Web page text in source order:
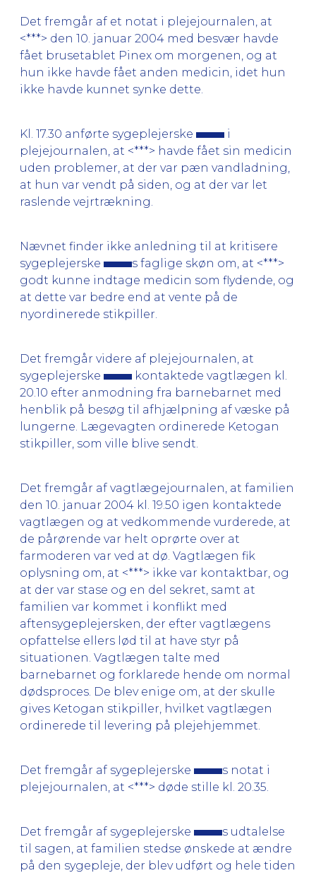
Det fremgår af et notat i plejejournalen, at
<***> den 10. januar 2004 med besvær havde
fået brusetablet Pinex om morgenen, og at
hun ikke havde fået anden medicin, idet hun
ikke havde kunnet synke dette.
Kl. 17.30 anførte sygeplejerske
i
plejejournalen, at <***> havde fået sin medicin
uden problemer, at der var pæn vandladning,
at hun var vendt på siden, og at der var let
raslende vejrtrækning.
Nævnet finder ikke anledning til at kritisere
sygeplejerske
s faglige skøn om, at <***>
godt kunne indtage medicin som flydende, og
at dette var bedre end at vente på de
nyordinerede stikpiller.
Det fremgår videre af plejejournalen, at
sygeplejerske
kontaktede vagtlægen kl.
20.10 efter anmodning fra barnebarnet med
henblik på besøg til afhjælpning af væske på
lungerne. Lægevagten ordinerede Ketogan
stikpiller, som ville blive sendt.
Det fremgår af vagtlægejournalen, at familien
den 10. januar 2004 kl. 19.50 igen kontaktede
vagtlægen og at vedkommende vurderede, at
de pårørende var helt oprørte over at
farmoderen var ved at dø. Vagtlægen fik
oplysning om, at <***> ikke var kontaktbar, og
at der var stase og en del sekret, samt at
familien var kommet i konflikt med
aftensygeplejersken, der efter vagtlægens
opfattelse ellers lød til at have styr på
situationen. Vagtlægen talte med
barnebarnet og forklarede hende om normal
dødsproces. De blev enige om, at der skulle
gives Ketogan stikpiller, hvilket vagtlægen
ordinerede til levering på plejehjemmet.
Det fremgår af sygeplejerske
s notat i
plejejournalen, at <***> døde stille kl. 20.35.
Det fremgår af sygeplejerske
s udtalelse
til sagen, at familien stedse ønskede at ændre
på den sygepleje, der blev udført og hele tiden